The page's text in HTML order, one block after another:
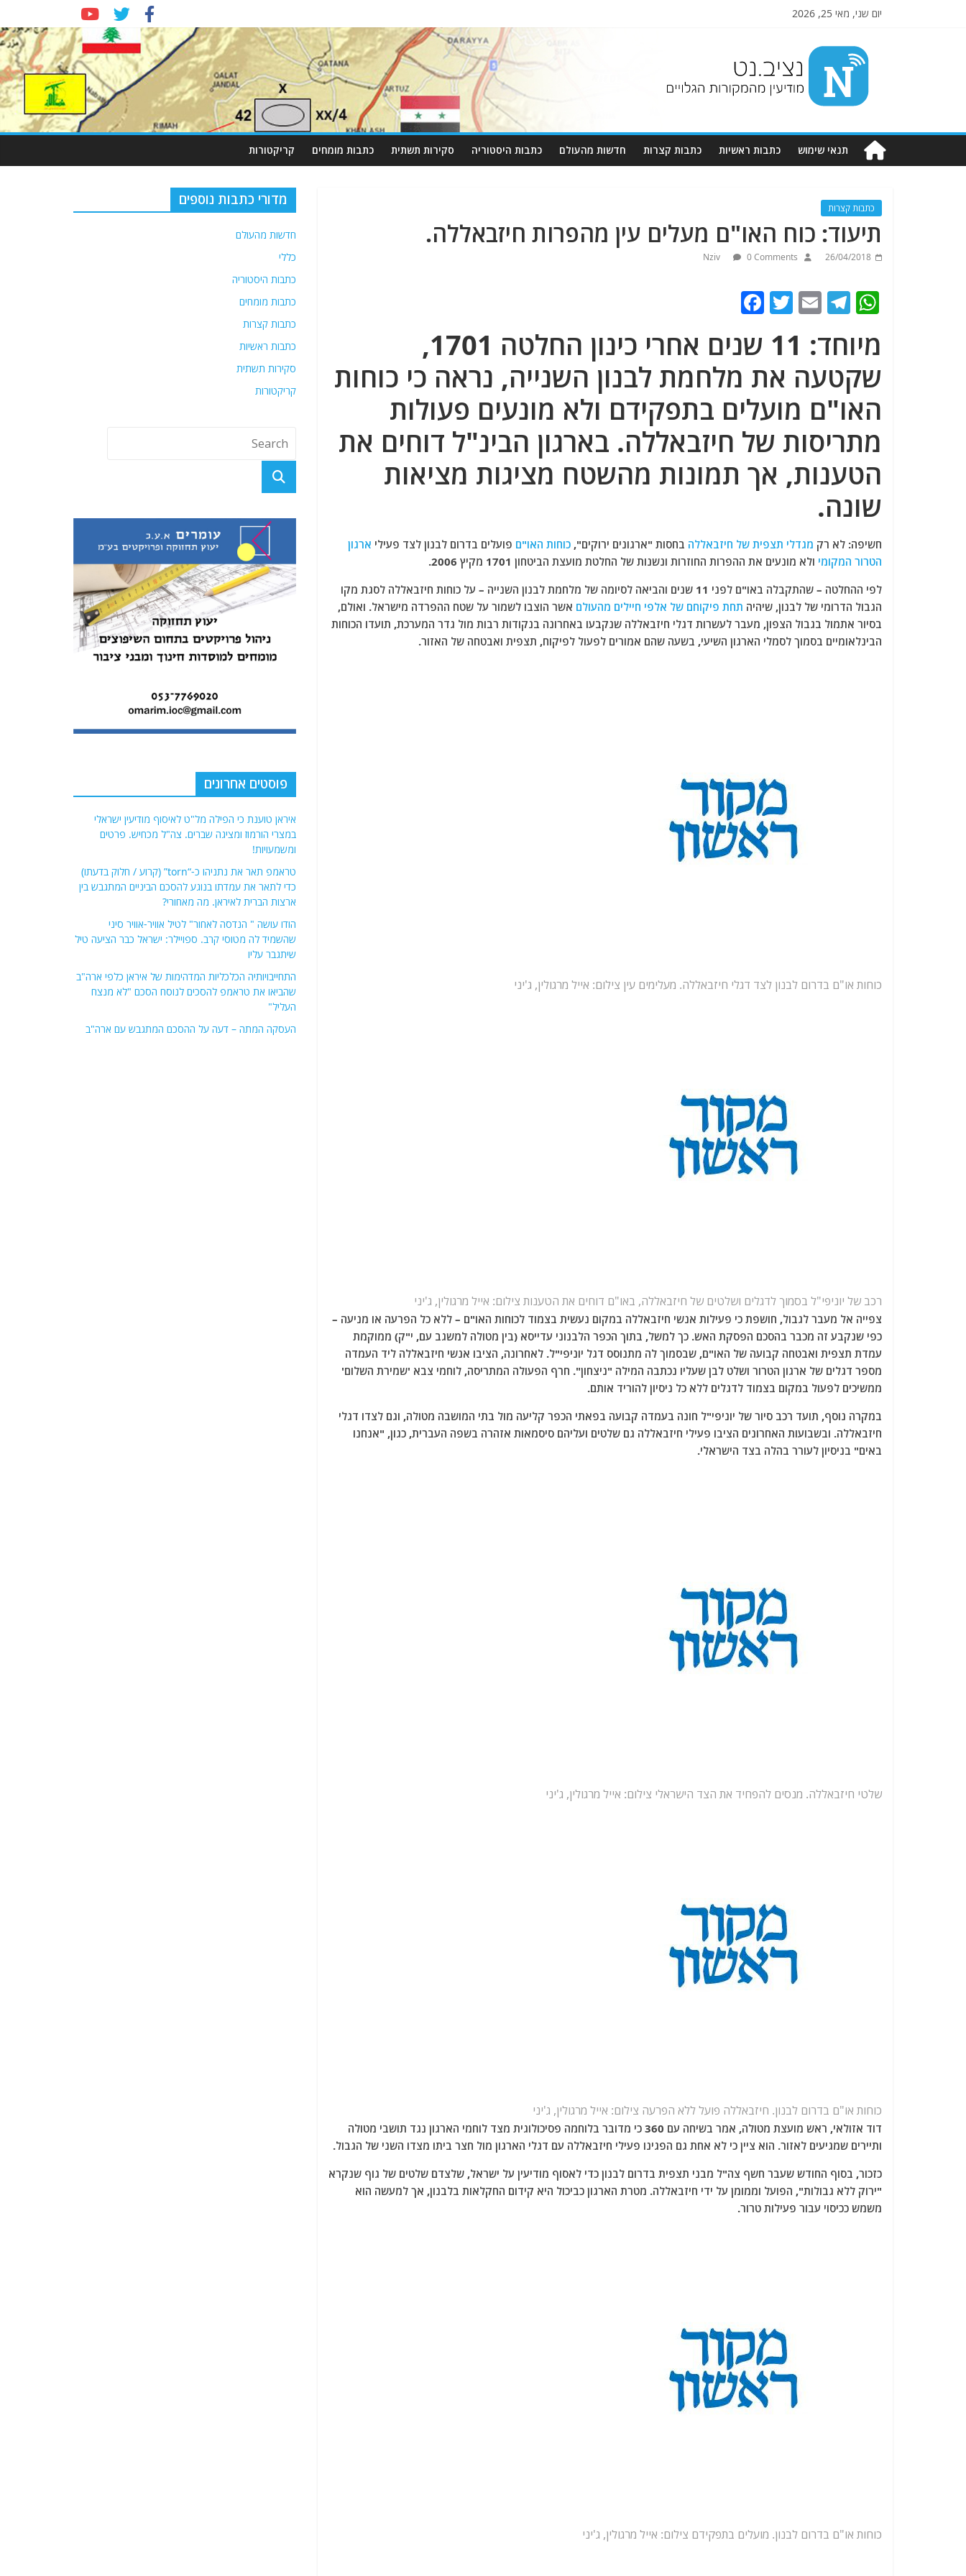
יום שני, מאי 25, 2026
Nziv.net
מודיעין
מהמקורות
תנאי שימוש כתבות ראשיות כתבות קצרות חדשות מהעולם כתבות היסטוריה סקירות תשתית כתבות מומחים קריקטורות
כתבות קצרות
תיעוד: כוח האו"ם מעלים עין מהפרות חיזבאללה.
26/04/2018
Nziv 0 Comments
W
at
s
A
p
p
T
e
g
ra
m
E
ai
l
T
itt
er
c
e
b
o
o
k
מיוחד: 11 שנים אחרי כינון החלטה 1701,
שקטעה את מלחמת לבנון השנייה, נראה כי כוחות
האו"ם מועלים בתפקידם ולא מונעים פעולות
מתריסות של חיזבאללה. בארגון הבינ"ל דוחים את
הטענות, אך תמונות מהשטח מציגות מציאות
שונה.
חשיפה: לא רק מגדלי תצפית של חיזבאללה בחסות "ארגונים ירוקים", כוחות האו"ם פועלים בדרום לבנון לצד פעילי ארגון
הטרור המקומי ולא מונעים את ההפרות החוזרות ונשנות של החלטת מועצת הביטחון 1701 מקיץ 2006.
לפי ההחלטה – שהתקבלה באו"ם לפני 11 שנים והביאה לסיומה של מלחמת לבנון השנייה – על כוחות חיזבאללה לסגת מקו
הגבול הדרומי של לבנון, שיהיה תחת פיקוחם של אלפי חיילים מהעולם אשר הוצבו לשמור על שטח ההפרדה מישראל. ואולם,
בסיור אתמול בגבול הצפון, מעבר לעשרות דגלי חיזבאללה שנקבעו באחרונה בנקודות רבות מול גדר המערכת, תועדו הכוחות
הבינלאומיים בסמוך לסמלי הארגון השיעי, בשעה שהם אמורים לפעול לפיקוח, תצפית ואבטחה של האזור.
כוחות או"ם בדרום לבנון לצד דגלי חיזבאללה. מעלימים עין צילום: אייל מרגולין, ג'יני
רכב של יוניפי"ל בסמוך לדגלים ושלטים של חיזבאללה, באו"ם דוחים את הטענות צילום: אייל מרגולין, ג'יני
צפייה אל מעבר לגבול, חושפת כי פעילות אנשי חיזבאללה במקום נעשית בצמוד לכוחות האו"ם – ללא כל הפרעה או מניעה –
כפי שנקבע זה מכבר בהסכם הפסקת האש. כך למשל, בתוך הכפר הלבנוני עדייסא (בין מטולה למשגב עם, י"ק) ממוקמת
עמדת תצפית ואבטחה קבועה של האו"ם, שבסמוך לה מתנוסס דגל יוניפי"ל. לאחרונה, הציבו אנשי חיזבאללה ליד העמדה
מספר דגלים של ארגון הטרור ושלט לבן שעליו נכתבה המילה "ניצחון". חרף הפעולה המתריסה, לוחמי צבא 'שמירת השלום'
ממשיכים לפעול במקום בצמוד לדגלים ללא כל ניסיון להוריד אותם.
במקרה נוסף, תועד רכב סיור של יוניפי"ל חונה בעמדה קבועה בפאתי הכפר קליעה מול בתי המושבה מטולה, וגם לצדו דגלי
חיזבאללה. ובשבועות האחרונים הציבו פעילי חיזבאללה גם שלטים ועליהם סיסמאות אזהרה בשפה העברית, כגון, "אנחנו
באים" בניסיון לעורר בהלה בצד הישראלי.
שלטי חיזבאללה. מנסים להפחיד את הצד הישראלי צילום: אייל מרגולין, ג'יני
כוחות או"ם בדרום לבנון. חיזבאללה פועל ללא הפרעה צילום: אייל מרגולין, ג'יני
דוד אזולאי, ראש מועצת מטולה, אמר בשיחה עם 360 כי מדובר בלוחמה פסיכולוגית מצד לוחמי הארגון נגד תושבי מטולה
ותיירים שמגיעים לאזור. הוא ציין כי לא אחת גם הפגינו פעילי חיזבאללה עם דגלי הארגון מול חצר ביתו מצדו השני של הגבול.
כזכור, בסוף החודש שעבר חשף צה"ל מבני תצפית בדרום לבנון כדי לאסוף מודיעין על ישראל, שלצדם שלטים של גוף שנקרא
"ירוק ללא גבולות", הפועל וממומן על ידי חיזבאללה. מטרת הארגון כביכול היא קידום החקלאות בלבנון, אך למעשה הוא
משמש ככיסוי עבור פעילות טרור.
כוחות או"ם בדרום לבנון. מועלים בתפקידם צילום: אייל מרגולין, ג'יני
מדורי כתבות נוספים
חדשות מהעולם
כללי
כתבות היסטוריה
כתבות מומחים
כתבות קצרות
כתבות ראשיות
סקירות תשתית
קריקטורות
פוסטים אחרונים
איראן טוענת כי הפילה מל"ט לאיסוף מודיעין ישראלי
במצרי הורמוז ומציגה שברים. צה"ל מכחיש. פרטים
ומשמעויות!
טראמפ תאר את נתניהו כ-“torn” (קרוע / חלוק בדעתו)
כדי לתאר את עמדתו בנוגע להסכם הביניים המתגבש בין
ארצות הברית לאיראן. מה מאחורי?
הודו עושה " הנדסה לאחור" לטיל אוויר-אוויר סיני
שהשמיד לה מטוסי קרב. ספויילר: ישראל כבר הציעה טיל
שיתגבר עליו
התחייבויותיה הכלכליות המדהימות של איראן כלפי ארה"ב
שהביאו את טראמפ להסכים לנוסח הסכם "לא מנצח
העליל"
העסקה המתה – דעה על ההסכם המתגבש עם ארה"ב